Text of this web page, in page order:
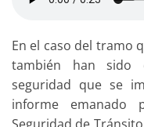
En el caso del tramo
también han sido
seguridad que se
informe emanado